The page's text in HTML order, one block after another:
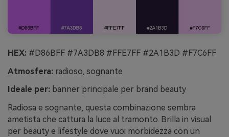
HEX: #D86BFF #7A3DB8 #FFE7FF #2A1B3D #F7C6FF
Atmosfera: radioso, sognante
Ideale per: banner principale per brand beauty
Radiosa e sognante, questa combinazione sembra
ametista che cattura la luce al tramonto. Brilla in visual
per beauty e lifestyle dove vuoi morbidezza con un